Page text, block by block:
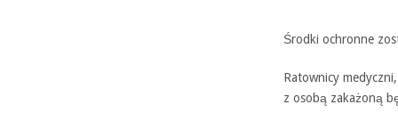
Środki ochronne
Ratownicy
z osobą zakażoną